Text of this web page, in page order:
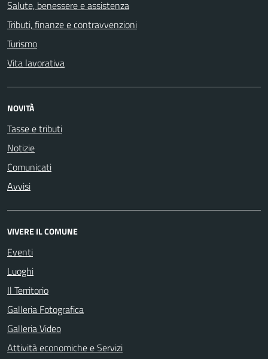
Salute, benessere e assistenza
Tributi, finanze e contravvenzioni
Turismo
Vita lavorativa
NOVITÀ
Tasse e tributi
Notizie
Comunicati
Avvisi
VIVERE IL COMUNE
Eventi
Luoghi
Il Territorio
Galleria Fotografica
Galleria Video
Attività economiche e Servizi